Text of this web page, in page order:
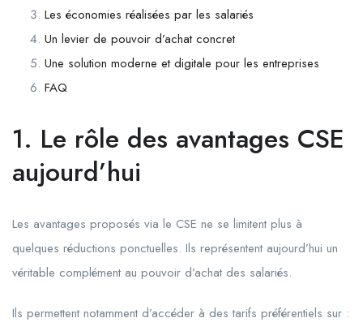
Les économies réalisées par les salariés
Un levier de pouvoir d’achat concret
Une solution moderne et digitale pour les entreprises
FAQ
1. Le rôle des avantages CSE
aujourd’hui
Les avantages proposés via le CSE ne se limitent plus à
quelques réductions ponctuelles. Ils représentent aujourd’hui un
véritable complément au pouvoir d’achat des salariés.
Ils permettent notamment d’accéder à des tarifs préférentiels sur :